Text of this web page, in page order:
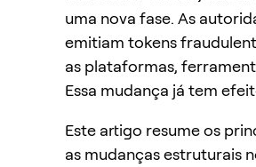
uma nova fase. As
emitiam tokens
as plataformas,
Essa mudança já tem
Este artigo resume os
as mudanças estruturais